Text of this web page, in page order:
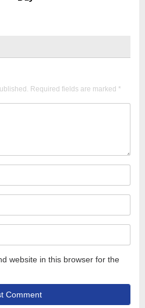
Required fields are marked *
website in this browser for the